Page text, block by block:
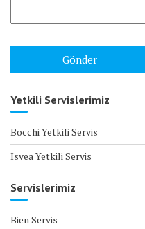
Yetkili Servislerimiz
Bocchi Yetkili Servis
İsvea Yetkili Servis
Servislerimiz
Bien Servis